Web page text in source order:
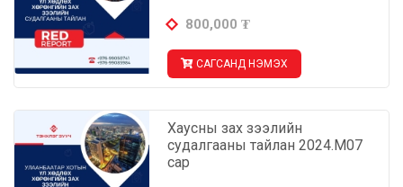
800,000 ₮
САГСАНД НЭМЭХ
Хаусны зах зээлийн
судалгааны тайлан 2024.М07
сар